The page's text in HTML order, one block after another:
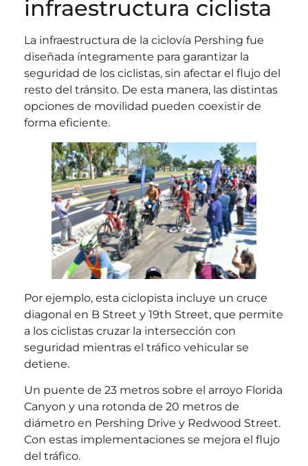
infraestructura ciclista
La infraestructura de la ciclovía Pershing fue
diseñada íntegramente para garantizar la
seguridad de los ciclistas, sin afectar el flujo del
resto del tránsito. De esta manera, las distintas
opciones de movilidad pueden coexistir de
forma eficiente.
Por ejemplo, esta ciclopista incluye un cruce
diagonal en B Street y 19th Street, que permite
a los ciclistas cruzar la intersección con
seguridad mientras el tráfico vehicular se
detiene.
Un puente de 23 metros sobre el arroyo Florida
Canyon y una rotonda de 20 metros de
diámetro en Pershing Drive y Redwood Street.
Con estas implementaciones se mejora el flujo
del tráfico.